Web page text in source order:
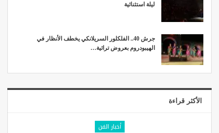
ليلة استثنائية
جرش 40.. الفلكلور السريلانكي يخطف الأنظار في
الهيبودروم بعروض تراثية…
الأكثر قراءة
أخبار الفن